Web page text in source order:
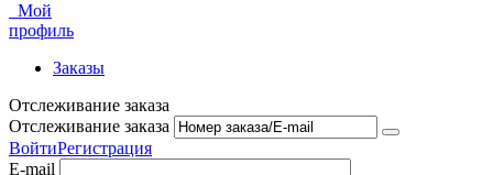
Мой
профиль
Заказы
Отслеживание заказа
Отслеживание заказа
ВойтиРегистрация
E-mail